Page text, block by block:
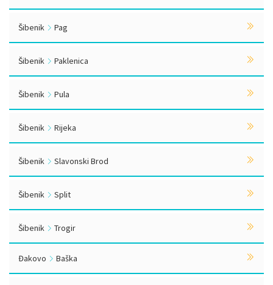
Šibenik Pag
Šibenik Paklenica
Šibenik Pula
Šibenik Rijeka
Šibenik Slavonski Brod
Šibenik Split
Šibenik Trogir
Đakovo Baška